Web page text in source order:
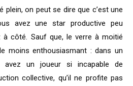
plein, on peut se dire que c’est une
avez une star productive peu
côté. Sauf que, le verre à moitié
moins enthousiasmant : dans un
avez un joueur si incapable de
collective, qu’il ne profite pas